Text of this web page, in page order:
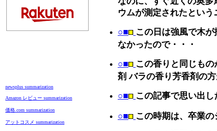
newsplus summarization
Amazon レビュー summarization
価格.com summarization
アットコスメ summarization
ウムが測定されたという
○■ この日は強風で木
なかったので・・・
○■ この香りと同じも
剤 バラの香り芳香剤の
○■ この記事で思い出し
○■ この時期は、卒業